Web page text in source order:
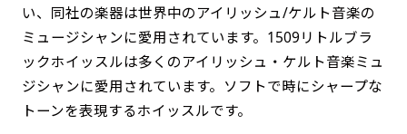
い、同社の楽器は世界中のアイリッシュ/ケルト音楽の
ミュージシャンに愛用されています。1509リトルブラ
ックホイッスルは多くのアイリッシュ・ケルト音楽ミュ
ジシャンに愛用されています。ソフトで時にシャープな
トーンを表現するホイッスルです。